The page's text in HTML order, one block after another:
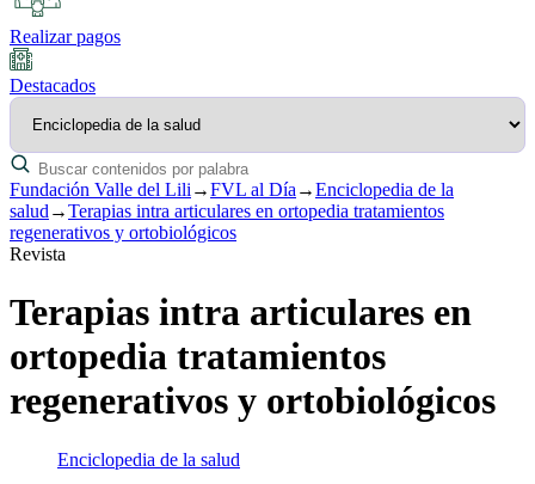
Realizar pagos
Destacados
Fundación Valle del Lili →FVL al Día →Enciclopedia de la
salud →Terapias intra articulares en ortopedia tratamientos
regenerativos y ortobiológicos
Revista
Terapias intra articulares en
ortopedia tratamientos
regenerativos y ortobiológicos
Enciclopedia de la salud